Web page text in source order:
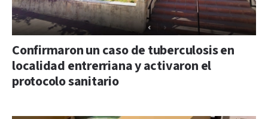
Confirmaron un caso de tuberculosis en
localidad entrerriana y activaron el
protocolo sanitario